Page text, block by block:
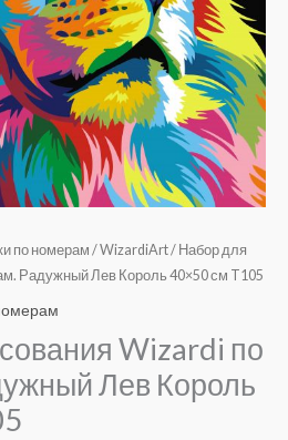
по номерам /WizardiArt/ Набор для
Радужный Лев Король 40×50 см T105
Wizardi по
Лев Король